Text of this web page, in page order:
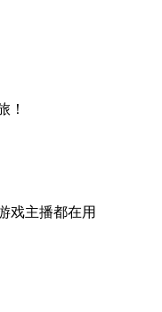
！
戏主播都在用